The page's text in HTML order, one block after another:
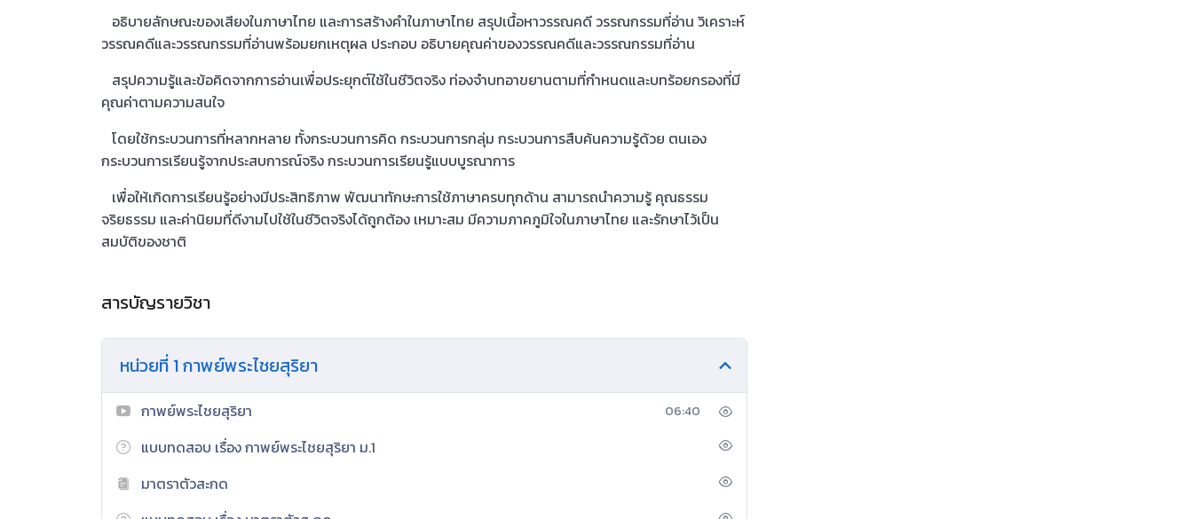
อธิบายลักษณะของเสียงในภาษาไทย และการสร้างคําในภาษาไทย สรุปเนื้อหาวรรณคดี วรรณกรรมที่อ่าน วิเคราะห์
วรรณคดีและวรรณกรรมที่อ่านพร้อมยกเหตุผล ประกอบ อธิบายคุณค่าของวรรณคดีและวรรณกรรมที่อ่าน
สรุปความรู้และข้อคิดจากการอ่านเพื่อประยุกต์ใช้ในชีวิตจริง ท่องจำบทอาขยานตามที่กำหนดและบทร้อยกรองที่มี
คุณค่าตามความสนใจ
โดยใช้กระบวนการที่หลากหลาย ทั้งกระบวนการคิด กระบวนการกลุ่ม กระบวนการสืบค้นความรู้ด้วย ตนเอง
กระบวนการเรียนรู้จากประสบการณ์จริง กระบวนการเรียนรู้แบบบูรณาการ
เพื่อให้เกิดการเรียนรู้อย่างมีประสิทธิภาพ พัฒนาทักษะการใช้ภาษาครบทุกด้าน สามารถนําความรู้ คุณธรรม
จริยธรรม และค่านิยมที่ดีงามไปใช้ในชีวิตจริงได้ถูกต้อง เหมาะสม มีความภาคภูมิใจในภาษาไทย และรักษาไว้เป็น
สมบัติของชาติ
สารบัญรายวิชา
หน่วยที่ 1 กาพย์พระไชยสุริยา
กาพย์พระไชยสุริยา 06:40
แบบทดสอบ เรื่อง กาพย์พระไชยสุริยา ม.1
มาตราตัวสะกด